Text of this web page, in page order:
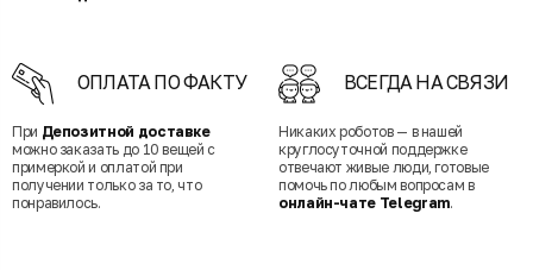
ОПЛАТА ПО ФАКТУ
При Депозитной доставке
можно заказать до 10 вещей с
примеркой и оплатой при
получении только за то, что
понравилось.
ВСЕГДА НА СВЯЗИ
Никаких роботов — в нашей
круглосуточной поддержке
отвечают живые люди, готовые
помочь по любым вопросам в
онлайн-чате Telegram.